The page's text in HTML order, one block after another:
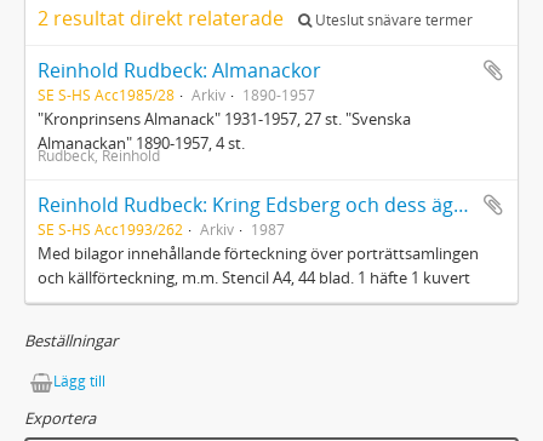
2 resultat direkt relaterade Uteslut snävare termer
Reinhold Rudbeck: Almanackor
SE S-HS Acc1985/28 Arkiv 1890-1957
"Kronprinsens Almanack" 1931-1957, 27 st. "Svenska
Almanackan" 1890-1957, 4 st.
Rudbeck, Reinhold
Reinhold Rudbeck: Kring Edsberg och dess ägare : Anteckningar för ett föredrag
SE S-HS Acc1993/262 Arkiv 1987
Med bilagor innehållande förteckning över porträttsamlingen
och källförteckning, m.m. Stencil A4, 44 blad. 1 häfte 1 kuvert
Beställningar
Lägg till
Exportera